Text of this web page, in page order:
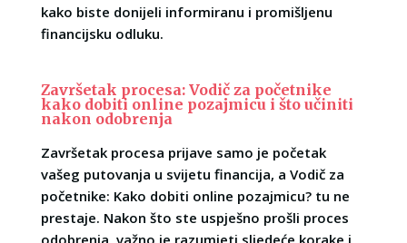
kako biste donijeli informiranu i promišljenu
financijsku odluku.
Završetak procesa: Vodič za početnike
kako dobiti online pozajmicu i što učiniti
nakon odobrenja
Završetak procesa prijave samo je početak
vašeg putovanja u svijetu financija, a Vodič za
početnike: Kako dobiti online pozajmicu? tu ne
prestaje. Nakon što ste uspješno prošli proces
odobrenja, važno je razumjeti sljedeće korake i